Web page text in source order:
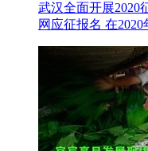
武汉全面开展2020
网应征报名 在